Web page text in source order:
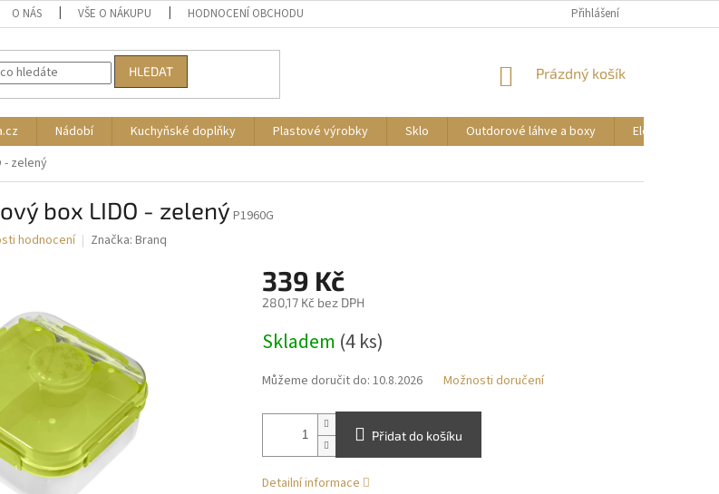
O NÁS VŠE O NÁKUPU HODNOCENÍ OBCHODU OBCHODNÍ PODMÍNKY
Přihlášení
HLEDAT
NÁKUPNÍ
Prázdný košík
Nádobí Kuchyňské doplňky Plastové výrobky Sklo Outdorové láhve a boxy
Elektrické
- zelený
box LIDO - zelený P1960G
hodnocení Značka: Branq
339 Kč
280,17 Kč bez DPH
cena:
Skladem (4 ks)
Můžeme doručit do: 10.8.2026 Možnosti doručení
Přidat do košíku
Detailní informace